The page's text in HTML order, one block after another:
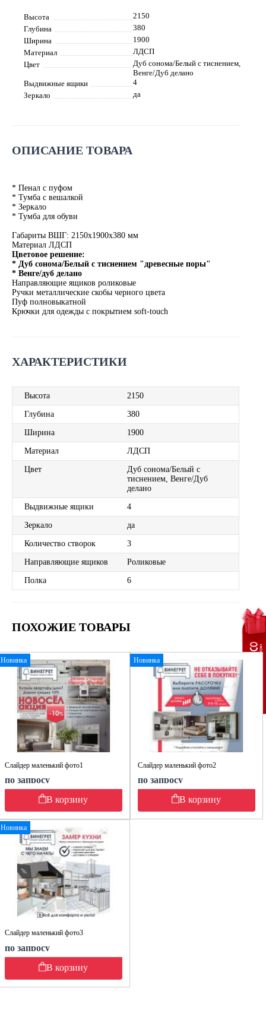
Высота
2150
Глубина
380
Ширина
1900
Материал
ЛДСП
Цвет
Дуб сонома/Белый с тиснением,
Венге/Дуб делано
Выдвижные ящики
4
Зеркало
да
ОПИСАНИЕ ТОВАРА
* Пенал с пуфом
* Тумба с вешалкой
* Зеркало
* Тумба для обуви
Габариты ВШГ: 2150х1900х380 мм
Материал ЛДСП
Цветовое решение:
* Дуб сонома/Белый с тиснением "древесные поры"
* Венге/дуб делано
Направляющие ящиков роликовые
Ручки металлические скобы черного цвета
Пуф полновыкатной
Крючки для одежды с покрытием soft-touch
ХАРАКТЕРИСТИКИ
Высота 2150
Глубина 380
Ширина 1900
Материал ЛДСП
Цвет
Дуб сонома/Белый с
тиснением, Венге/Дуб
делано
Выдвижные ящики 4
Зеркало да
Количество створок 3
Направляющие ящиков Роликовые
Полка 6
ПОХОЖИЕ ТОВАРЫ
Новинка
Слайдер маленький фото1
по запросу
В корзину
Новинка
Слайдер маленький фото2
по запросу
В корзину
Новинка
Слайдер маленький фото3
по запросу
В корзину